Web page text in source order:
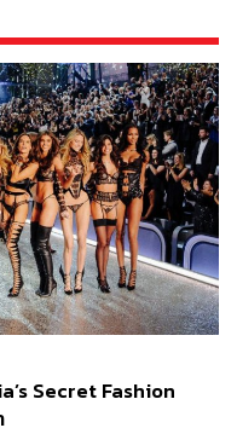
Secret Fashion